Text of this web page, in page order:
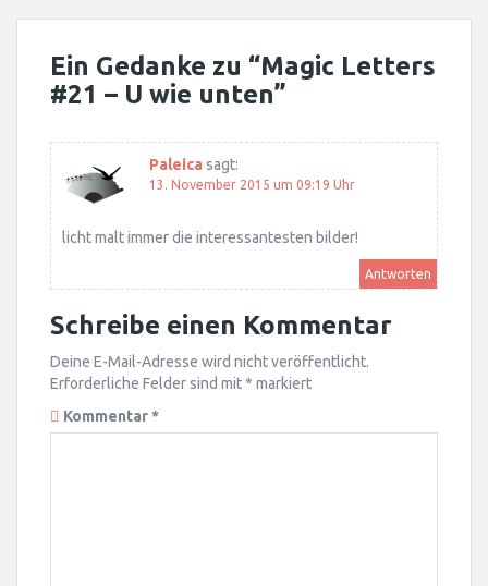
Ein Gedanke zu “Magic Letters
#21 – U wie unten”
Paleica sagt:
13. November 2015 um 09:19 Uhr
licht malt immer die interessantesten bilder!
Antworten
Schreibe einen Kommentar
Deine E-Mail-Adresse wird nicht veröffentlicht.
Erforderliche Felder sind mit* markiert
Kommentar*